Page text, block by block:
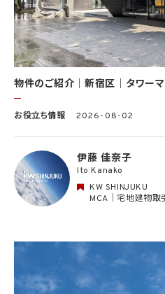
ら委託を受けた第三者によって運営されるウェ
向けに公開される場合を含みます。）上に掲載
(11) 株主管理、会社法その他法令上の手続対
報について）
(12) 当社のサービスを通じて実施された不動
別できない形式に加工した統計データを作成
(13) その他、上記利用目的に付随する目的の
る運営、サービスの利用状況等を分析した情
することについて同意を撤回し又は異議を述
該第三者に通知するものとします。
3. 個人情報利用目的の変更
4. 個人情報利用の制限
4.1 当社は、個人情報保護法その他の法令に
ず、利用目的の達成に必要な範囲を超えて個
この限りではありません。
物件のご紹介｜新宿区｜タワーマ
お役立ち情報 2026-08-02
伊藤 佳奈子
Ito Kanako
KW SHINJUKU
MCA｜宅地建物取